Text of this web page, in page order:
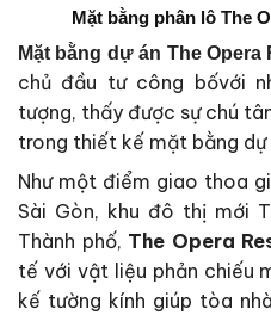
Mặt bằng phân lô The
Mặt bằng dự án The Opera
chủ đầu tư công bốvới
tượng, thấy được sự chú
trong thiết kế mặt bằng dự
Như một điểm giao thoa
Sài Gòn, khu đô thị mới
Thành phố, The Opera
tế với vật liệu phản chiếu
kế tường kính giúp tòa